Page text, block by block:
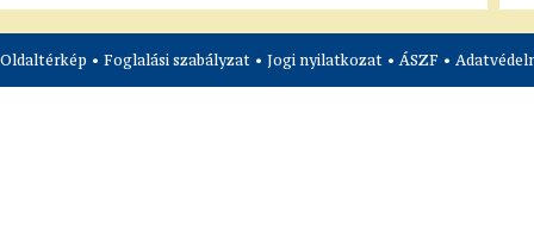
Oldaltérkép • Foglalási szabályzat • Jogi nyilatkozat • ÁSZF •